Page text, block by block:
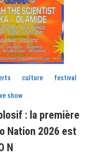
culture festival
show
: la première
Nation 2026 est
N